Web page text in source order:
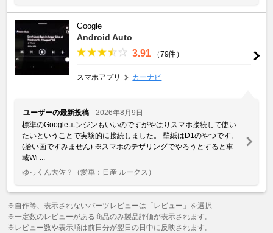
Google
Android Auto
3.91 （79件）
スマホアプリ カーナビ
ユーザーの最新投稿
2026年8月9日
標準のGoogleエンジンもいいのですがやはりスマホ接続して使い
たいということで実験的に接続しました。 壁紙はD1のやつです。
(拾い画ですみません) ※スマホのテザリングでやろうとすると車
載Wi ...
ゆっくん大佐？
（愛車：日産 ルークス）
※自作等、表示されないパーツレビューは「レビュー」を選択
※一定数のレビューがある商品のみ製品評価が表示されます。
※レビュー数や表示順は前日分が翌日の日中に反映されます。